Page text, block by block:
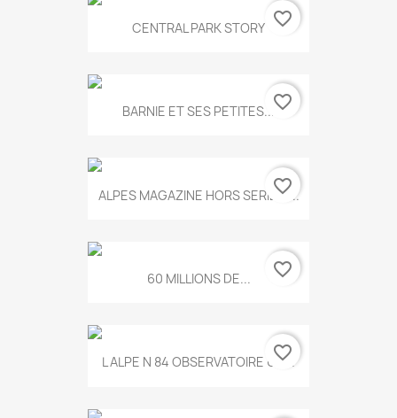
CENTRAL PARK STORY favorite_border
BARNIE ET SES PETITES...favorite_border
ALPES MAGAZINE HORS SERIE N...
favorite_border
60 MILLIONS DE... favorite_border
L ALPE N 84 OBSERVATOIRE UN...
favorite_border